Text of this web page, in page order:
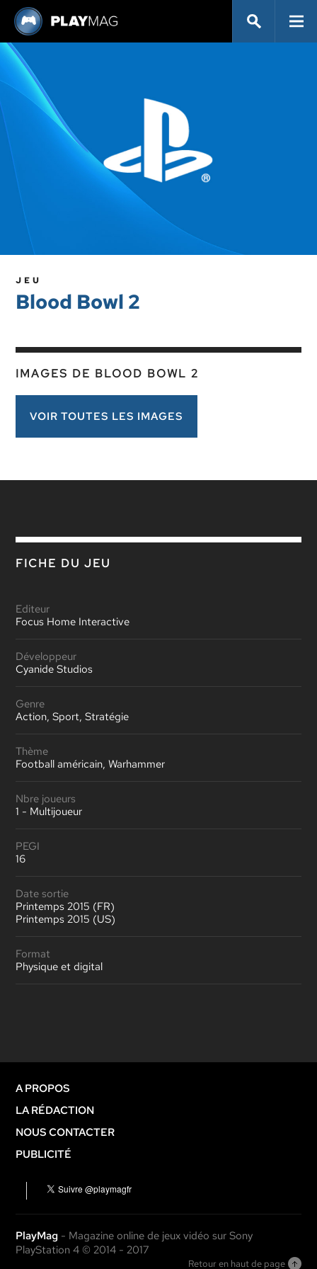
JEU
Blood Bowl 2
IMAGES DE BLOOD BOWL 2
VOIR TOUTES LES IMAGES
FICHE DU JEU
Editeur
Focus Home Interactive
Développeur
Cyanide Studios
Genre
Action, Sport, Stratégie
Thème
Football américain, Warhammer
Nbre joueurs
1 - Multijoueur
PEGI
16
Date sortie
Printemps 2015 (FR)
Printemps 2015 (US)
Format
Physique et digital
A PROPOS
LA RÉDACTION
NOUS CONTACTER
PUBLICITÉ
PlayMag - Magazine online de jeux vidéo sur Sony
PlayStation 4 © 2014 - 2017
Retour en haut de page